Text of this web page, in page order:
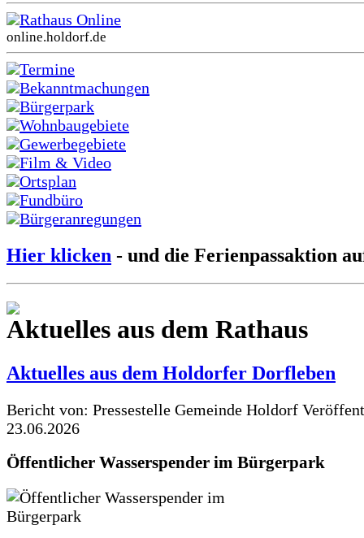
Rathaus Online
online.holdorf.de
Termine
Bekanntmachungen
Bürgerpark
Wohnbaugebiete
Gewerbegebiete
Film & Video
Ortsplan
Fundbüro
Bürgeranregungen
Hier klicken - und die Ferienpassaktion
Aktuelles aus dem Rathaus
Aktuelles aus dem Holdorfer Dorfleben
Bericht von: Pressestelle Gemeinde Holdorf
23.06.2026
Öffentlicher Wasserspender im Bürgerpark